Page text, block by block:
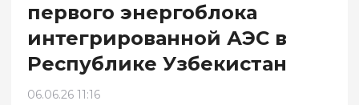
первого энергоблока
интегрированной АЭС в
Республике Узбекистан
06.06.26 11:16